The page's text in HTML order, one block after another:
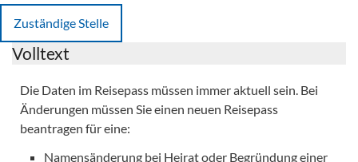
Zuständige Stelle
Volltext
Die Daten im Reisepass müssen immer aktuell sein. Bei
Änderungen müssen Sie einen neuen Reisepass
beantragen für eine:
Namensänderung bei Heirat oder Begründung einer